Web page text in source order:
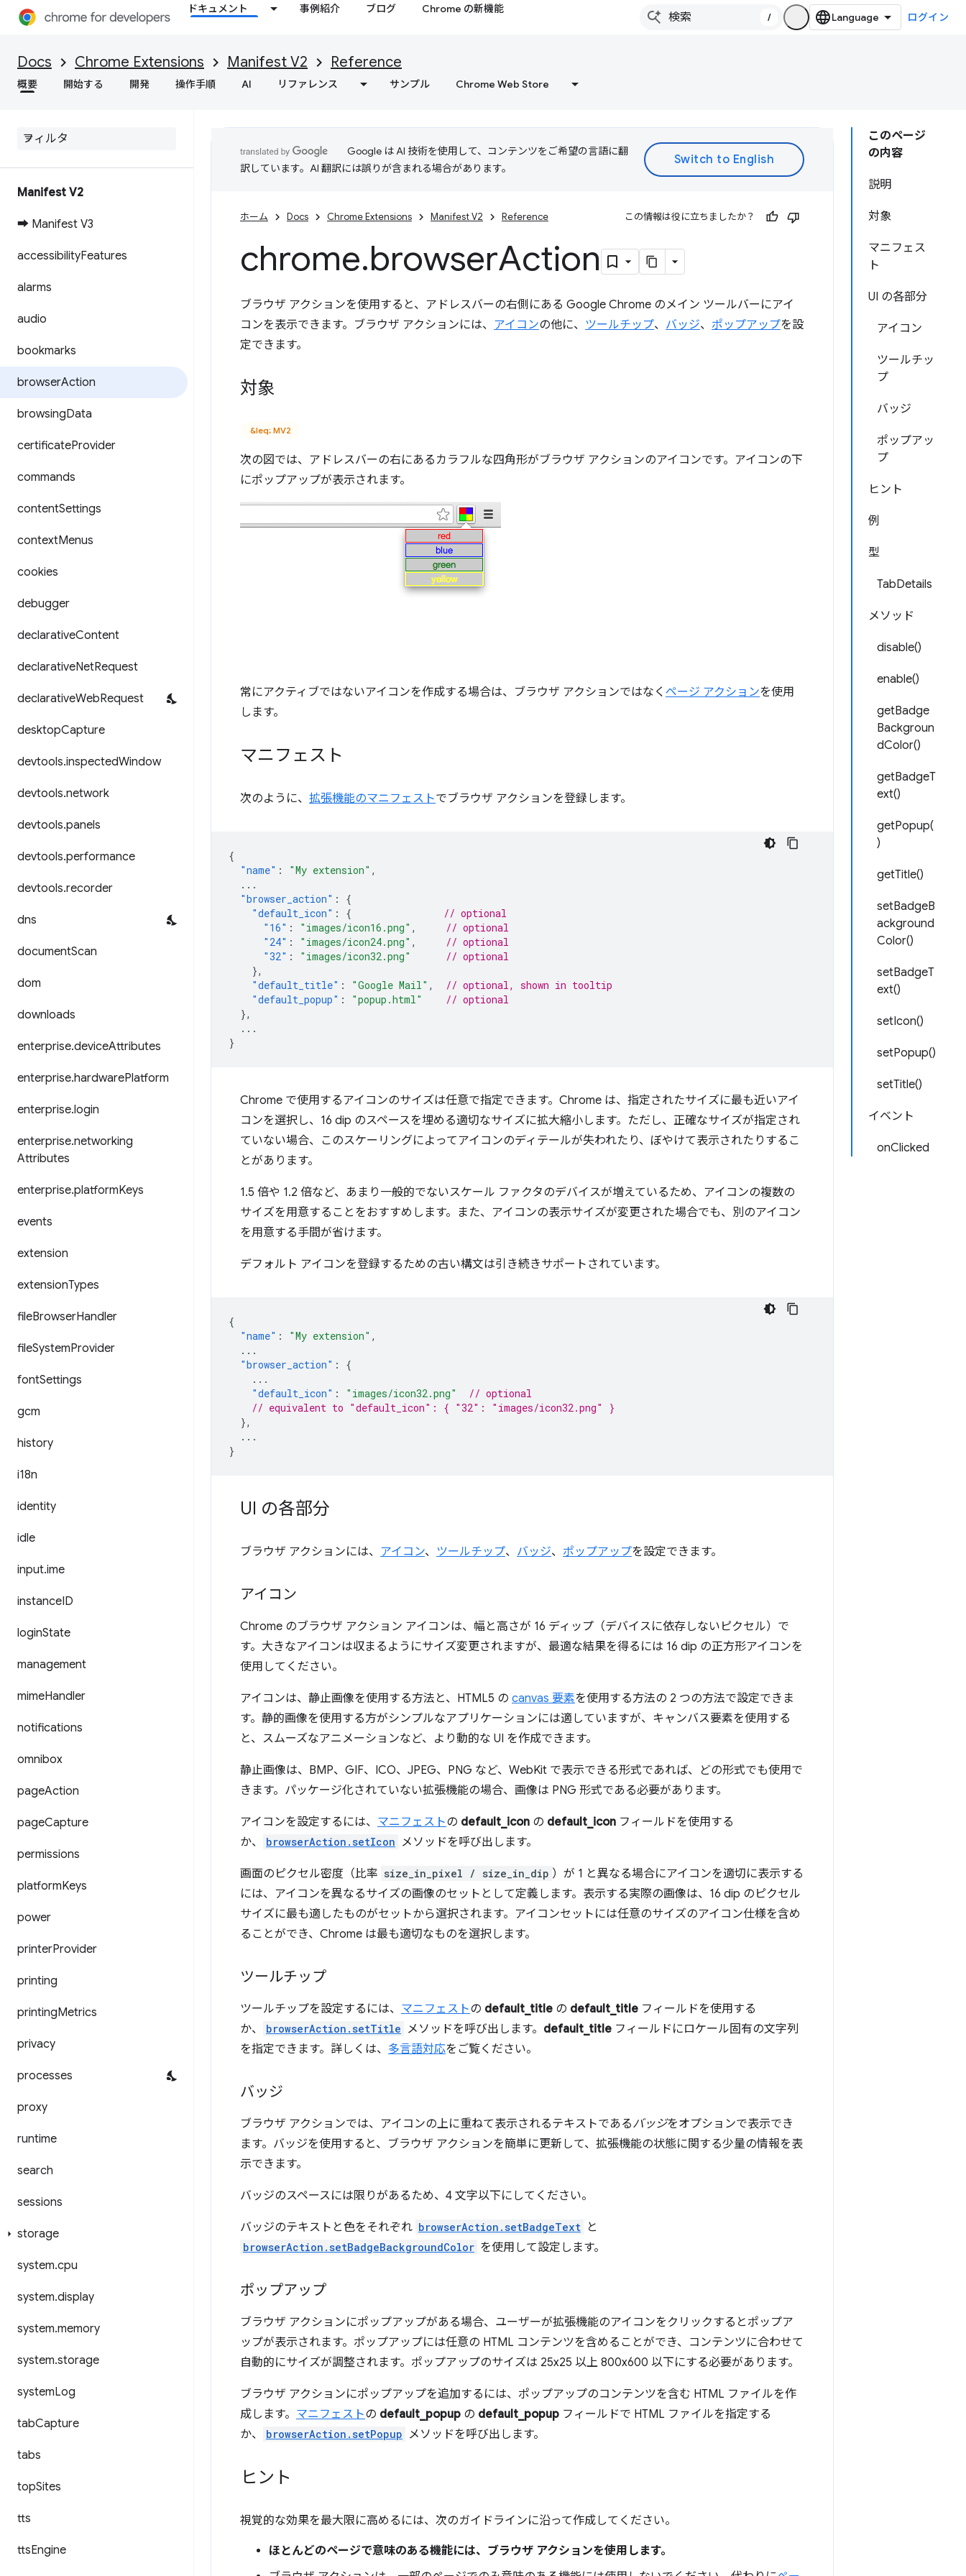
ドキュメント 事例紹介 ブログ Chrome の新機能
/ ログイン
Docs Chrome Extensions Manifest V2 Reference
概要 開始する 開発 操作手順 AI リファレンス サンプル Chrome Web Store
Manifest V2
➡ Manifest V3
accessibilityFeatures
alarms
audio
bookmarks
browserAction
browsingData
certificateProvider
commands
contentSettings
contextMenus
cookies
debugger
declarativeContent
declarativeNetRequest
declarativeWebRequest
desktopCapture
devtools.inspectedWindow
devtools.network
devtools.panels
devtools.performance
devtools.recorder
dns
documentScan
dom
downloads
enterprise.deviceAttributes
enterprise.hardwarePlatform
enterprise.login
enterprise.networking
Attributes
enterprise.platformKeys
events
extension
extensionTypes
fileBrowserHandler
fileSystemProvider
fontSettings
gcm
history
i18n
identity
idle
input.ime
instanceID
loginState
management
mimeHandler
notifications
omnibox
pageAction
pageCapture
permissions
platformKeys
power
printerProvider
printing
printingMetrics
privacy
processes
proxy
runtime
search
sessions
storage
system.cpu
system.display
system.memory
system.storage
systemLog
tabCapture
tabs
topSites
tts
ttsEngine
このページ
の内容
説明
対象
マニフェス
ト
UI の各部分
アイコン
ツールチッ
プ
バッジ
ポップアッ
プ
ヒント
例
型
TabDetails
メソッド
disable()
enable()
getBadge
Backgroun
dColor()
getBadgeT
ext()
getPopup(
)
getTitle()
setBadgeB
ackground
Color()
setBadgeT
ext()
setIcon()
setPopup()
setTitle()
イベント
onClicked
Google は AI 技術を使用して、コンテンツをご希望の言語に翻
訳しています。AI 翻訳には誤りが含まれる場合があります。
ホーム Docs Chrome Extensions Manifest V2 Reference この情報は役に立ちましたか？
chrome.browserAction
ブラウザ アクションを使用すると、アドレスバーの右側にある Google Chrome のメイン ツールバーにアイ
コンを表示できます。ブラウザ アクションには、 アイコンの他に、 ツールチップ、 バッジ、 ポップアップを設
定できます。
対象
&leq; MV2
次の図では、アドレスバーの右にあるカラフルな四角形がブラウザ アクションのアイコンです。アイコンの下
にポップアップが表示されます。
常にアクティブではないアイコンを作成する場合は、ブラウザ アクションではなく ページ アクションを使用
します。
マニフェスト
次のように、 拡張機能のマニフェストでブラウザ アクションを登録します。
{
"name" : "My extension" ,
...
"browser_action" :
{
"default_icon" : {
// optional
"16" : "images/icon16.png" ,
// optional
"24" : "images/icon24.png" ,
// optional
"32" : "images/icon32.png"
// optional
},
"default_title" : "Google Mail" ,
// optional, shown in tooltip
"default_popup" : "popup.html"
// optional
},
...
}
Chrome で使用するアイコンのサイズは任意で指定できます。Chrome は、指定されたサイズに最も近いアイ
コンを選択し、16 dip のスペースを埋める適切なサイズに拡大縮小します。ただし、正確なサイズが指定され
ていない場合、このスケーリングによってアイコンのディテールが失われたり、ぼやけて表示されたりするこ
とがあります。
1.5 倍や 1.2 倍など、あまり一般的でないスケール ファクタのデバイスが増えているため、アイコンの複数の
サイズを用意することをおすすめします。また、アイコンの表示サイズが変更された場合でも、別のアイコン
を用意する手間が省けます。
デフォルト アイコンを登録するための古い構文は引き続きサポートされています。
{
"name" : "My extension" ,
...
"browser_action" :
{
...
"default_icon" : "images/icon32.png"
// optional
// equivalent to "default_icon": { "32": "images/icon32.png" }
},
...
}
UI の各部分
ブラウザ アクションには、 アイコン、 ツールチップ、 バッジ、 ポップアップを設定できます。
アイコン
Chrome のブラウザ アクション アイコンは、幅と高さが 16 ディップ（デバイスに依存しないピクセル）で
す。大きなアイコンは収まるようにサイズ変更されますが、最適な結果を得るには 16 dip の正方形アイコンを
使用してください。
アイコンは、静止画像を使用する方法と、HTML5 の canvas 要素を使用する方法の 2 つの方法で設定できま
す。静的画像を使用する方がシンプルなアプリケーションには適していますが、キャンバス要素を使用する
と、スムーズなアニメーションなど、より動的な UI を作成できます。
静止画像は、BMP、GIF、ICO、JPEG、PNG など、WebKit で表示できる形式であれば、どの形式でも使用で
きます。パッケージ化されていない拡張機能の場合、画像は PNG 形式である必要があります。
アイコンを設定するには、 マニフェストの default_icon の default_icon フィールドを使用する
か、
browserAction.setIcon メソッドを呼び出します。
画面のピクセル密度（比率 size_in_pixel / size_in_dip ）が 1 と異なる場合にアイコンを適切に表示する
には、アイコンを異なるサイズの画像のセットとして定義します。表示する実際の画像は、16 dip のピクセル
サイズに最も適したものがセットから選択されます。アイコンセットには任意のサイズのアイコン仕様を含め
ることができ、Chrome は最も適切なものを選択します。
ツールチップ
ツールチップを設定するには、 マニフェストの default_title の default_title フィールドを使用する
か、
browserAction.setTitle メソッドを呼び出します。 default_title フィールドにロケール固有の文字列
を指定できます。詳しくは、 多言語対応をご覧ください。
バッジ
ブラウザ アクションでは、アイコンの上に重ねて表示されるテキストであるバッジをオプションで表示でき
ます。バッジを使用すると、ブラウザ アクションを簡単に更新して、拡張機能の状態に関する少量の情報を表
示できます。
バッジのスペースには限りがあるため、4 文字以下にしてください。
バッジのテキストと色をそれぞれ browserAction.setBadgeText と
browserAction.setBadgeBackgroundColor を使用して設定します。
ポップアップ
ブラウザ アクションにポップアップがある場合、ユーザーが拡張機能のアイコンをクリックするとポップア
ップが表示されます。ポップアップには任意の HTML コンテンツを含めることができ、コンテンツに合わせて
自動的にサイズが調整されます。ポップアップのサイズは 25x25 以上 800x600 以下にする必要があります。
ブラウザ アクションにポップアップを追加するには、ポップアップのコンテンツを含む HTML ファイルを作
成します。 マニフェストの default_popup の default_popup フィールドで HTML ファイルを指定する
か、
browserAction.setPopup メソッドを呼び出します。
ヒント
視覚的な効果を最大限に高めるには、次のガイドラインに沿って作成してください。
ほとんどのページで意味のある機能には、ブラウザ アクションを使用します。